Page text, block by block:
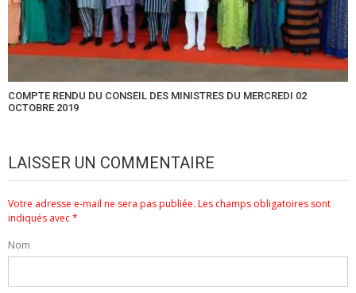
COMPTE RENDU DU CONSEIL DES MINISTRES DU MERCREDI 02
OCTOBRE 2019
LAISSER UN COMMENTAIRE
Votre adresse e-mail ne sera pas publiée. Les champs obligatoires sont
indiqués avec*
Nom